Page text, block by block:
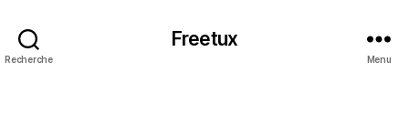
Recherche
Freetux
Menu